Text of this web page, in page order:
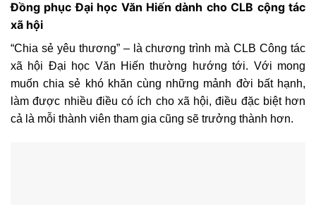
Đồng phục Đại học Văn Hiến dành cho CLB cộng tác
xã hội
“Chia sẻ yêu thương” – là chương trình mà CLB Công tác
xã hội Đại học Văn Hiến thường hướng tới. Với mong
muốn chia sẻ khó khăn cùng những mảnh đời bất hạnh,
làm được nhiều điều có ích cho xã hội, điều đặc biệt hơn
cả là mỗi thành viên tham gia cũng sẽ trưởng thành hơn.